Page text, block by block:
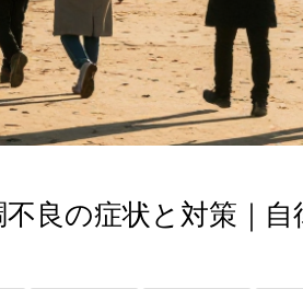
良の症状と対策｜